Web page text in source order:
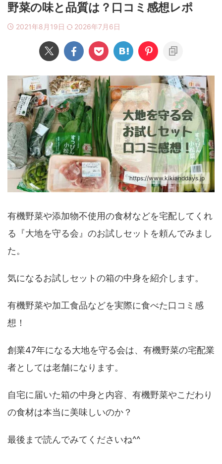
野菜の味と品質は？口コミ感想レポ
2021年8月19日 2026年7月6日
https://www.kikianddays.jp
有機野菜や添加物不使用の食材などを宅配してくれ
る『大地を守る会』のお試しセットを頼んでみまし
た。
気になるお試しセットの箱の中身を紹介します。
有機野菜や加工食品などを実際に食べた口コミ感
想！
創業47年になる大地を守る会は、有機野菜の宅配業
者としては老舗になります。
自宅に届いた箱の中身と内容、有機野菜やこだわり
の食材は本当に美味しいのか？
最後まで読んでみてくださいね^^